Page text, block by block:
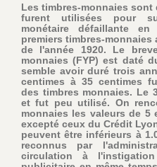
Les timbres-monnaies
furent utilisées pour
monétaire défaillante
premiers timbres-
de l'année 1920. Le
monnaies (FYP) est daté
semble avoir duré trois
centimes à 35 centimes
des timbres monnaies. Le
et fut peu utilisé. On
monnaies les valeurs de 5
excepté ceux du Crédit
peuvent être inférieurs à
reconnus par
circulation à